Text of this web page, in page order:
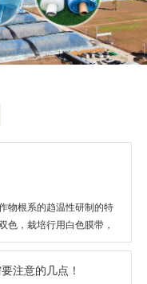
物根系的趋温性研制的特
色，栽培行用白色膜带，
这样白色膜带部位增温效
，但因离作物根际较远，
注意的几点！